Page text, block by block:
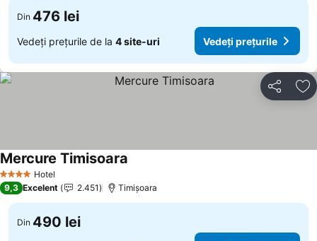
Din 476 lei
Vedeți prețurile de la 4 site-uri Vedeți prețurile
Distribuiți
4 Stele Hotel
Mercure Timisoara
9,3 Excelent 2.451 Timișoara
Din 490 lei